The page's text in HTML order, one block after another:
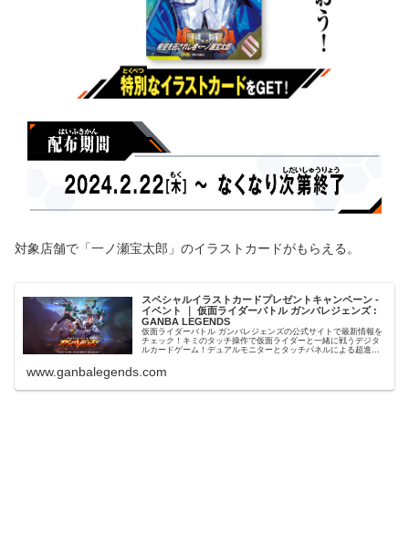
対象店舗で「一ノ瀬宝太郎」のイラストカードがもらえる。
スペシャルイラストカードプレゼントキャンペーン -
イベント ｜ 仮面ライダーバトル ガンバレジェンズ :
GANBA LEGENDS
仮面ライダーバトル ガンバレジェンズの公式サイトで最新情報を
チェック！キミのタッチ操作で仮面ライダーと一緒に戦うデジタ
ルカードゲーム！デュアルモニターとタッチパネルによる超進化
www.ganbalegends.com